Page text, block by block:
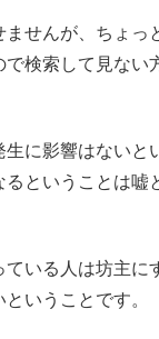
ませんが、ちょ
検索して見ない
に影響はないと
ということは嘘
いる人は坊主に
いうことです。